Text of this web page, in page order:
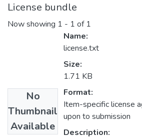
License bundle
Now showing 1 - 1 of 1
No
Thumbnail
Available
Name:
license.txt
Size:
1.71 KB
Format:
Item-specific license
upon to submission
Description: